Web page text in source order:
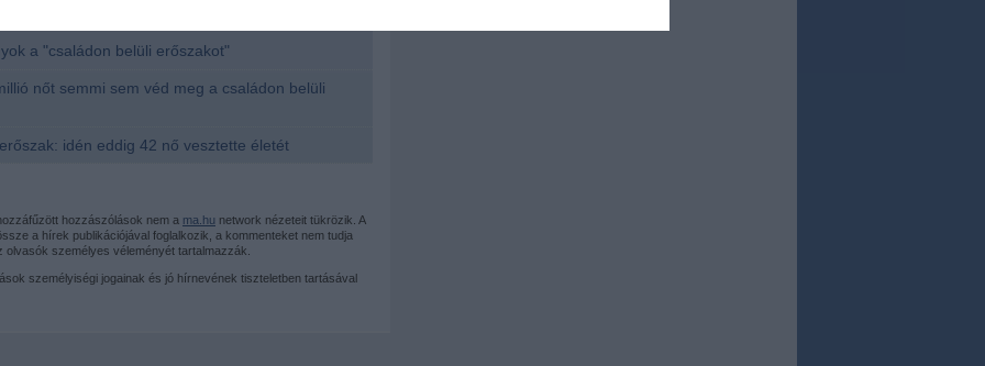
allow Google to enable storage related to personalization.
allow Google to enable storage related to security, including
functionality and fraud prevention, and other user protection.
a "családon belüli erőszakot"
nőt semmi sem véd meg a családon belüli
idén eddig 42 nő vesztette életét
hozzászólások nem a ma.hu network nézeteit tükrözik. A
a hírek publikációjával foglalkozik, a kommenteket nem tudja
olvasók személyes véleményét tartalmazzák.
személyiségi jogainak és jó hírnevének tiszteletben tartásával